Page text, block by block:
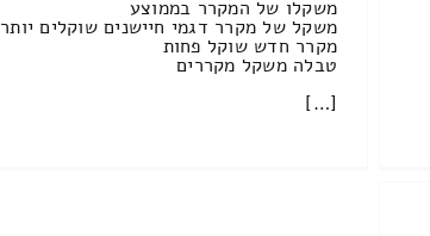
משקלו של המקרר בממוצע
משקל של מקרר דגמי חיישנים שוקלים יותר
מקרר חדש שוקל פחות
טבלה משקל מקררים
[…]